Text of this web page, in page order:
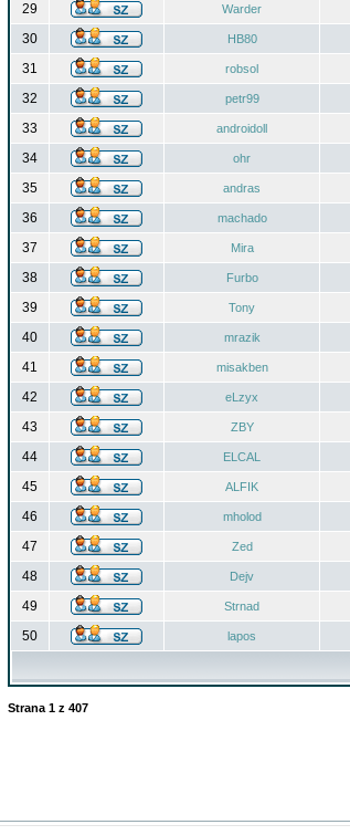
29
Warder
30
HB80
31
robsol
32
petr99
33
androidoll
34
ohr
35
andras
36
machado
37
Mira
38
Furbo
39
Tony
40
mrazik
41
misakben
42
eLzyx
43
ZBY
44
ELCAL
45
ALFIK
46
mholod
47
Zed
48
Dejv
49
Strnad
50
lapos
Strana 1 z 407